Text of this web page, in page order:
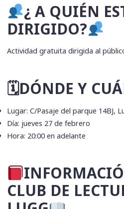
​¿ A QUIÉN
DIRIGIDO?
Actividad gratuita dirigida al
🗓DÓNDE Y
Lugar: C/Pasaje del parque 14BJ,
Día: jueves 27 de febrero
Hora: 20:00 en adelante
CLUB DE